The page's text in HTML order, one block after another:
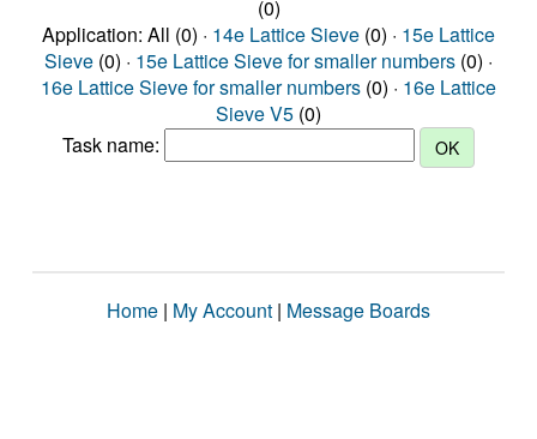
(0)
Application: All (0) · 14e Lattice Sieve (0) · 15e Lattice
Sieve (0) · 15e Lattice Sieve for smaller numbers (0) ·
16e Lattice Sieve for smaller numbers (0) · 16e Lattice
Sieve V5 (0)
Task name:
Home | My Account | Message Boards